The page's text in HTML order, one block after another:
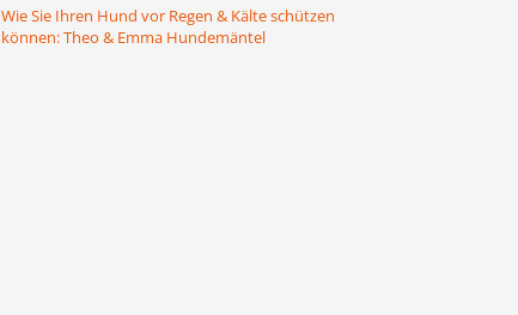
Wie Sie Ihren Hund vor Regen & Kälte schützen
können: Theo & Emma Hundemäntel